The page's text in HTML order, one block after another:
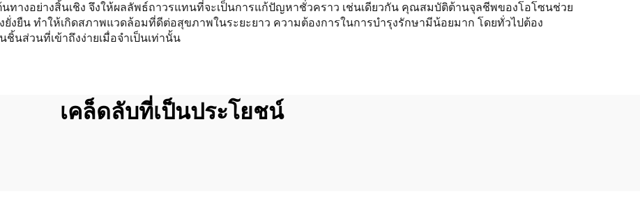
ทางอย่างสิ้นเชิง จึงให้ผลลัพธ์ถาวรแทนที่จะเป็นการแก้ปัญหาชั่วคราว เช่นเดียวกัน คุณสมบัติต้านจุลชีพของโอโซนช่วย
ยั่งยืน ทำให้เกิดสภาพแวดล้อมที่ดีต่อสุขภาพในระยะยาว ความต้องการในการบำรุงรักษามีน้อยมาก โดยทั่วไปต้อง
นส่วนที่เข้าถึงง่ายเมื่อจำเป็นเท่านั้น
เคล็ดลับที่เป็นประโยชน์